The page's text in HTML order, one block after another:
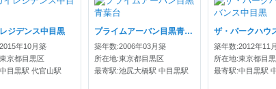
ジデンス中目黒
年10月築
京都目黒区
目黒駅 代官山駅
プライムアーバン目黒青葉台
築年数:2006年03月築
所在地:東京都目黒区
最寄駅:池尻大橋駅 中目黒駅
築年数:2012年11
所在地:東京都目
最寄駅:中目黒駅